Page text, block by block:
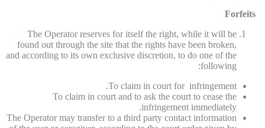
Forfeits
The Operator reserves for itself the right, while it will be
found out through the site that the rights have been broken,
and according to its own exclusive discretion, to do one of the
following:
To claim in court for infringement.
To claim in court and to ask the court to cease the
infringement immediately.
The Operator may transfer to a third party contact information